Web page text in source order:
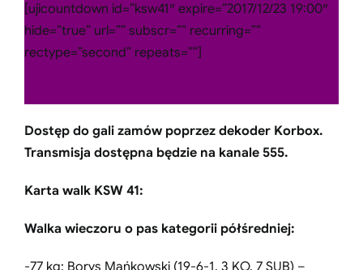
[ujicountdown id=”ksw41″ expire=”2017/12/23 19:00″
hide=”true” url=”” subscr=”” recurring=””
rectype=”second” repeats=””]
Dostęp do gali zamów poprzez dekoder Korbox.
Transmisja dostępna będzie na kanale 555.
Karta walk KSW 41:
Walka wieczoru o pas kategorii półśredniej: